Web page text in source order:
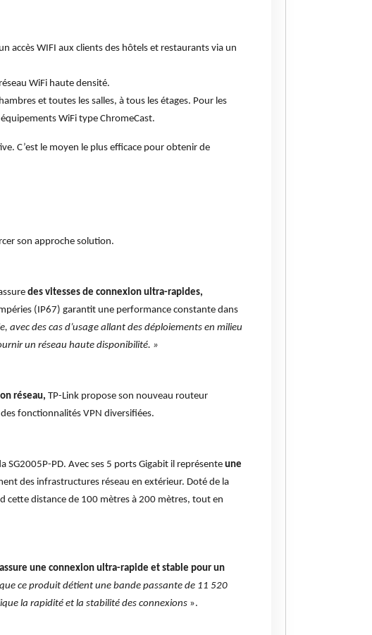
accès WIFI aux clients des hôtels et restaurants via un
WiFi haute densité.
et toutes les salles, à tous les étages. Pour les
WiFi type ChromeCast.
C’est le moyen le plus efficace pour obtenir de
son approche solution.
des vitesses de connexion ultra-rapides,
(IP67) garantit une performance constante dans
des cas d’usage allant des déploiements en milieu
un réseau haute disponibilité. »
réseau, TP-Link propose son nouveau routeur
fonctionnalités VPN diversifiées.
SG2005P-PD. Avec ses 5 ports Gigabit il représente une
des infrastructures réseau en extérieur. Doté de la
cette distance de 100 mètres à 200 mètres, tout en
une connexion ultra-rapide et stable pour un
ce produit détient une bande passante de 11 520
la rapidité et la stabilité des connexions ».